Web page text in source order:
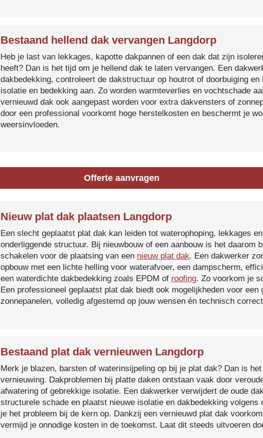
Bestaand hellend dak vervangen Langdorp
Heb je last van lekkages, kapotte dakpannen of een dak dat zijn
heeft? Dan is het tijd om je hellend dak te laten vervangen. Een
dakbedekking, controleert de dakstructuur op houtrot of doorbuiging
isolatie en bedekking aan. Zo worden warmteverlies en vochtschade
vernieuwd dak ook aangepast worden voor extra dakvensters of
door een professional voorkomt hoge herstelkosten en beschermt je
weersinvloeden.
Offerte aanvragen
Nieuw plat dak plaatsen Langdorp
Een slecht geplaatst plat dak kan leiden tot waterophoping, lekkages
onderliggende structuur. Bij nieuwbouw of een aanbouw is het daarom
schakelen voor de plaatsing van een nieuw plat dak. Een dakwerker
opbouw met een lichte helling voor waterafvoer, een dampscherm,
een waterdichte dakbedekking zoals EPDM of roofing. Zo voorkom je
Een professioneel geplaatst plat dak biedt ook mogelijkheden voor een
zonnepanelen, volledig afgestemd op jouw wensen én technisch
Bestaand plat dak vernieuwen Langdorp
Merk je blazen, barsten of waterinsijpeling op bij je plat dak? Dan is
vernieuwing. Dakproblemen bij platte daken ontstaan vaak door
afwatering of gebrekkige isolatie. Een dakwerker verwijdert de oude
structurele schade en plaatst nieuwe isolatie en dakbedekking volgens
je het probleem bij de kern op. Dankzij een vernieuwd plat dak
vermijd je onnodige kosten in de toekomst. Laat dit steeds uitvoeren